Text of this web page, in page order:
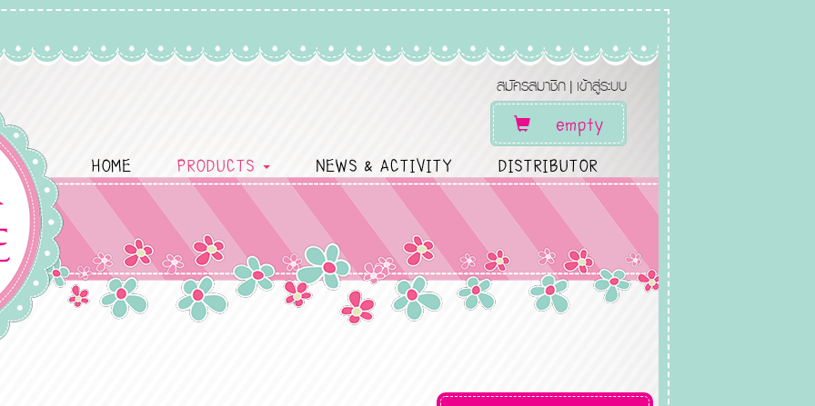
สมัครสมาชิก | เข้าสู่ระบบ
empty
HOME
PRODUCTS NEWS & ACTIVITY DISTRIBUTOR